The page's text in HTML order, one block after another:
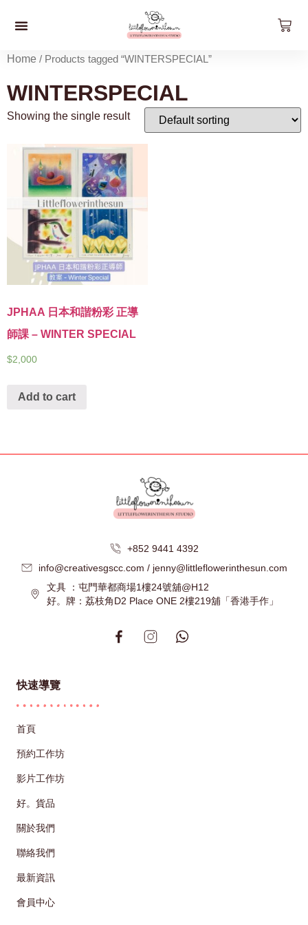
Home / Products tagged “WINTERSPECIAL”
WINTERSPECIAL
Showing the single result
JPHAA 日本和諧粉彩 正導
師課 – WINTER SPECIAL
$2,000
Add to cart
+852 9441 4392
info@creativesgscc.com / jenny@littleflowerinthesun.com
文具 ：屯門華都商場1樓24號舖@H12
好。牌：荔枝角D2 Place ONE 2樓219舖「香港手作」
快速導覽
首頁
預約工作坊
影片工作坊
好。貨品
關於我們
聯絡我們
最新資訊
會員中心